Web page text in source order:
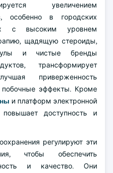
увеличением
особенно в городских
с высоким уровнем
щадящую стероиды,
и чистые бренды
трансформирует
приверженность
побочные эффекты. Кроме
и платформ электронной
доступность и
регулируют эти
чтобы обеспечить
и качество. Они